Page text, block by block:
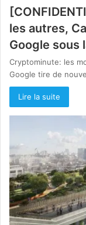
les autres,
Google sous
Cryptominute: les
Google tire de
Lire la suite